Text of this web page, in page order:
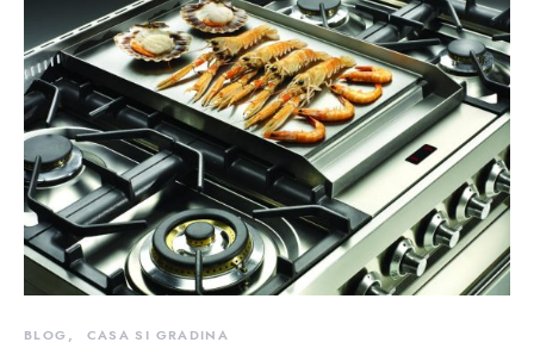
BLOG CASA SI GRADINA